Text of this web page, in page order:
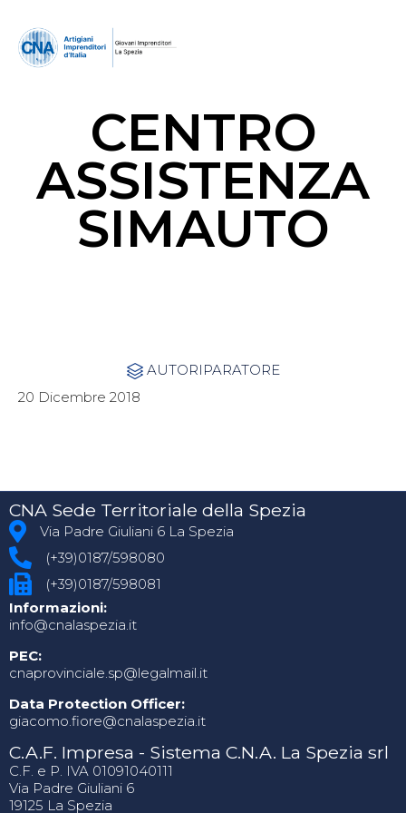
CENTRO
ASSISTENZA
SIMAUTO
 Category
AUTORIPARATORE
20 Dicembre 2018
CNA Sede Territoriale della Spezia
Via Padre Giuliani 6 La Spezia
(+39)0187/598080
(+39)0187/598081
Informazioni:
info@cnalaspezia.it
PEC:
cnaprovinciale.sp@legalmail.it
Data Protection Officer:
giacomo.fiore@cnalaspezia.it
C.A.F. Impresa - Sistema C.N.A. La Spezia srl
C.F. e P. IVA 01091040111
Via Padre Giuliani 6
19125 La Spezia